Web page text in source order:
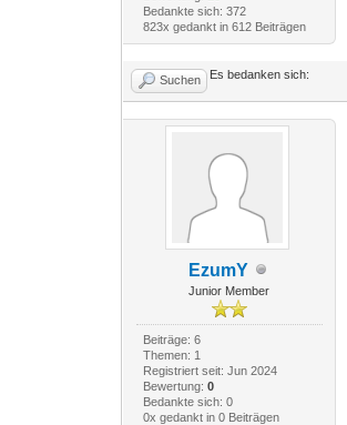
Bedankte sich: 372
823x gedankt in 612 Beiträgen
Suchen Es bedanken sich:
EzumY
Junior Member
Beiträge: 6
Themen: 1
Registriert seit: Jun 2024
Bewertung: 0
Bedankte sich: 0
0x gedankt in 0 Beiträgen